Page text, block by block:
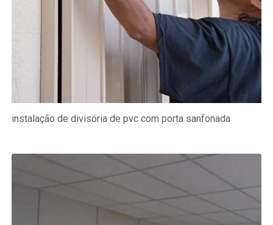
instalação de divisória de pvc com porta sanfonada